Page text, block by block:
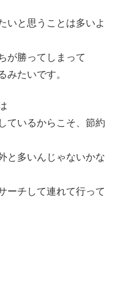
いと思うことは多いよ
が勝ってしまって
みたいです。
ているからこそ、節約
と多いんじゃないかな
ーチして連れて行って